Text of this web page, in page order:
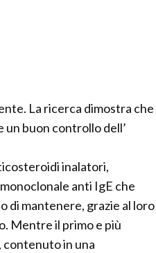
La ricerca dimostra che
buon controllo dell’
inalatori,
anti IgE che
di mantenere, grazie al loro
Mentre il primo e più
contenuto in una